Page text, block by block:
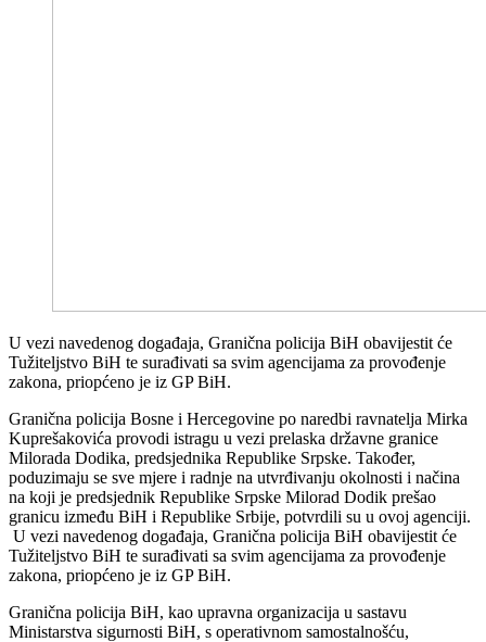
U vezi navedenog događaja, Granična policija BiH obavijestit će
Tužiteljstvo BiH te surađivati sa svim agencijama za provođenje
zakona, priopćeno je iz GP BiH.
Granična policija Bosne i Hercegovine po naredbi ravnatelja Mirka
Kuprešakovića provodi istragu u vezi prelaska državne granice
Milorada Dodika, predsjednika Republike Srpske. Također,
poduzimaju se sve mjere i radnje na utvrđivanju okolnosti i načina
na koji je predsjednik Republike Srpske Milorad Dodik prešao
granicu između BiH i Republike Srbije, potvrdili su u ovoj agenciji.
U vezi navedenog događaja, Granična policija BiH obavijestit će
Tužiteljstvo BiH te surađivati sa svim agencijama za provođenje
zakona, priopćeno je iz GP BiH.
Granična policija BiH, kao upravna organizacija u sastavu
Ministarstva sigurnosti BiH, s operativnom samostalnošću,